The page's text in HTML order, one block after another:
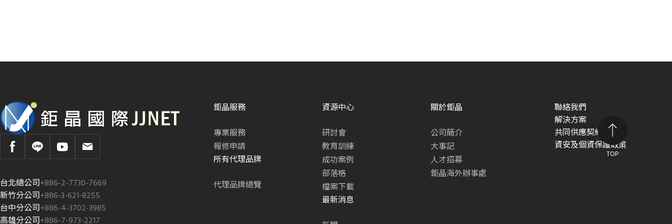
TOP
台北總公司+886-2-7730-7669
新竹分公司+886-3-621-8255
台中分公司+886-4-3702-3985
高雄分公司+886-7-973-2217
鉅晶服務
專業服務
報修申請
所有代理品牌
代理品牌總覽
資源中心
研討會
教育訓練
成功案例
部落格
檔案下載
最新消息
關於鉅晶
公司簡介
大事記
人才招募
鉅晶海外辦事處
聯絡我們
解決方案
共同供應契約專區
資安及個資保護政策